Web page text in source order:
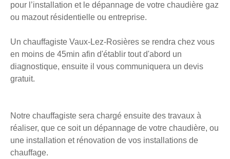
pour l’installation et le dépannage de votre chaudière gaz
ou mazout résidentielle ou entreprise.
Un chauffagiste Vaux-Lez-Rosières se rendra chez vous
en moins de 45min afin d'établir tout d'abord un
diagnostique, ensuite il vous communiquera un devis
gratuit.
Notre chauffagiste sera chargé ensuite des travaux à
réaliser, que ce soit un dépannage de votre chaudière, ou
une installation et rénovation de vos installations de
chauffage.